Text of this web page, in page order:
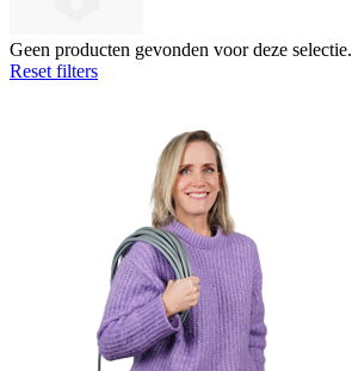
Geen producten gevonden voor deze selectie.
Reset filters